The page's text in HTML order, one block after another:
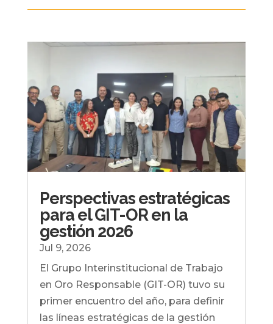
Perspectivas estratégicas
para el GIT-OR en la
gestión 2026
Jul 9, 2026
El Grupo Interinstitucional de Trabajo
en Oro Responsable (GIT-OR) tuvo su
primer encuentro del año, para definir
las líneas estratégicas de la gestión